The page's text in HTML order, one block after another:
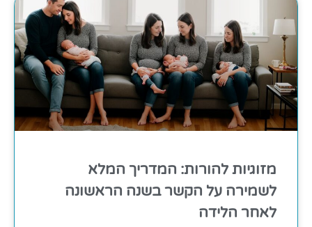
מזוגיות להורות: המדריך המלא
לשמירה על הקשר בשנה הראשונה
לאחר הלידה